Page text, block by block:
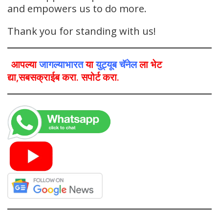
and empowers us to do more.
Thank you for standing with us!
आपल्याजागल्याभारतयायुट्यूब चॅनेलला भेट
द्या,सबसक्राईब करा. सपोर्ट करा.